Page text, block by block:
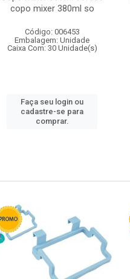
copo mixer 380ml so
Código: 006453
Embalagem: Unidade
Caixa Com: 30 Unidade(s)
Faça seu login ou
cadastre-se para
comprar.